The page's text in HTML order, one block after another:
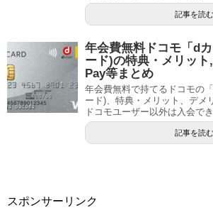
記事を読む
年会費無料ドコモ「d
ード)の特典・メリッ
Pay等まとめ
年会費無料で持てるドコモの
ード)、特典・メリット、デメ
ドコモユーザー以外は入会で
記事を読む
スポンサーリンク